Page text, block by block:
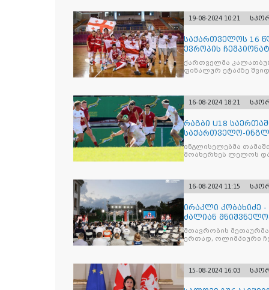
19-08-2024 10:21
საქართველოს 16
ევროპის
შეინარჩუნა
ქართველმა
ფინალურ ეტაპზე
16-08-2024 18:21
რაგბი U18
საქართველო-
ინგლისელებმა
მოახერხეს ლელოს
16-08-2024 11:15
ირაკლი კობახიძე
ძალიან
ქართული სპორტის
მთავრობის
ერთად, ოლიმპიური
15-08-2024 16:03